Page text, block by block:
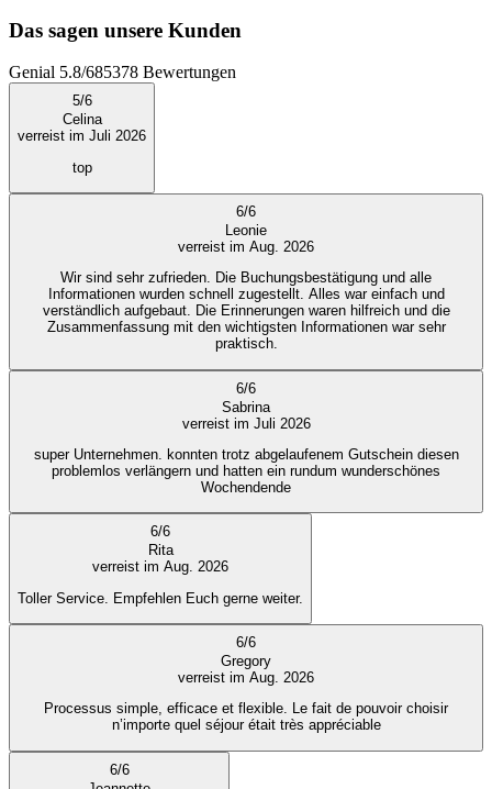
Das sagen unsere Kunden
Genial 5.8/685378 Bewertungen
5/6
Celina
verreist im Juli 2026
top
6/6
Leonie
verreist im Aug. 2026
Wir sind sehr zufrieden. Die Buchungsbestätigung und alle
Informationen wurden schnell zugestellt. Alles war einfach und
verständlich aufgebaut. Die Erinnerungen waren hilfreich und die
Zusammenfassung mit den wichtigsten Informationen war sehr
praktisch.
6/6
Sabrina
verreist im Juli 2026
super Unternehmen. konnten trotz abgelaufenem Gutschein diesen
problemlos verlängern und hatten ein rundum wunderschönes
Wochendende
6/6
Rita
verreist im Aug. 2026
Toller Service. Empfehlen Euch gerne weiter.
6/6
Gregory
verreist im Aug. 2026
Processus simple, efficace et flexible. Le fait de pouvoir choisir
n’importe quel séjour était très appréciable
6/6